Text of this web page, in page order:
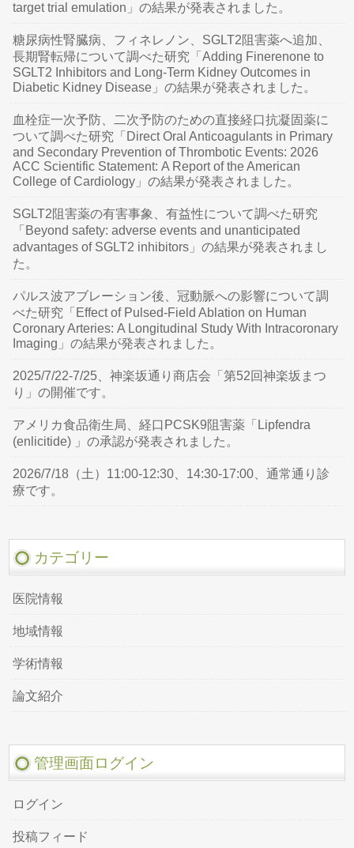
target trial emulation」の結果が発表されました。
糖尿病性腎臓病、フィネレノン、SGLT2阻害薬へ追加、
長期腎転帰について調べた研究「Adding Finerenone to
SGLT2 Inhibitors and Long-Term Kidney Outcomes in
Diabetic Kidney Disease」の結果が発表されました。
血栓症一次予防、二次予防のための直接経口抗凝固薬に
ついて調べた研究「Direct Oral Anticoagulants in Primary
and Secondary Prevention of Thrombotic Events: 2026
ACC Scientific Statement: A Report of the American
College of Cardiology」の結果が発表されました。
SGLT2阻害薬の有害事象、有益性について調べた研究
「Beyond safety: adverse events and unanticipated
advantages of SGLT2 inhibitors」の結果が発表されまし
た。
パルス波アブレーション後、冠動脈への影響について調
べた研究「Effect of Pulsed-Field Ablation on Human
Coronary Arteries: A Longitudinal Study With Intracoronary
Imaging」の結果が発表されました。
2025/7/22-7/25、神楽坂通り商店会「第52回神楽坂まつ
り」の開催です。
アメリカ食品衛生局、経口PCSK9阻害薬「Lipfendra
(enlicitide) 」の承認が発表されました。
2026/7/18（土）11:00-12:30、14:30-17:00、通常通り診
療です。
カテゴリー
医院情報
地域情報
学術情報
論文紹介
管理画面ログイン
ログイン
投稿フィード